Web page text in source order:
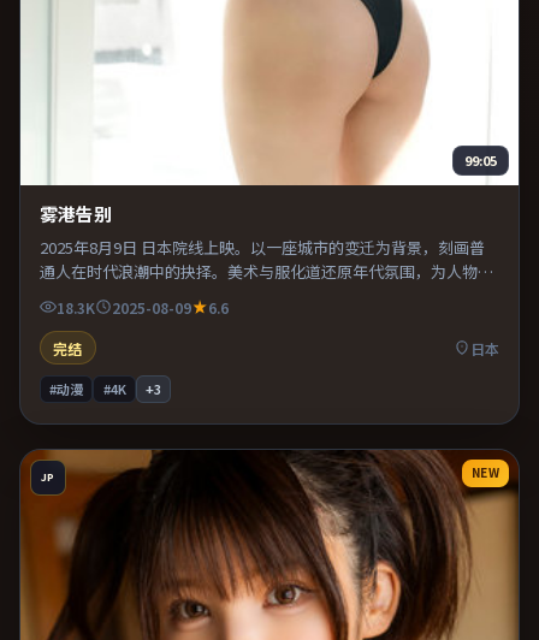
99:05
雾港告别
2025年8月9日 日本院线上映。以一座城市的变迁为背景，刻画普
通人在时代浪潮中的抉择。美术与服化道还原年代氛围，为人物动
机提供可信支撑。整体完成度较高，适合周末一口气看完。
18.3K 2025-08-09
6.6
完结
日本
#动漫 #4K +3
JP NEW